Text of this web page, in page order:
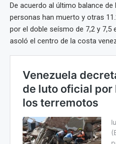
De acuerdo al último balance de
personas han muerto y otras
por el doble seísmo de 7,2 y 7,5
asoló el centro de la costa